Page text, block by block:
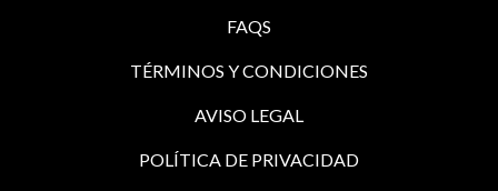
FAQS
TÉRMINOS Y CONDICIONES
AVISO LEGAL
POLÍTICA DE PRIVACIDAD